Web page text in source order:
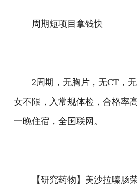
周期短项目拿钱快
2周期，无胸片，无CT，
女不限，入常规体检，合格率
一晚住宿，全国联网。
【研究药物】美沙拉嗪肠